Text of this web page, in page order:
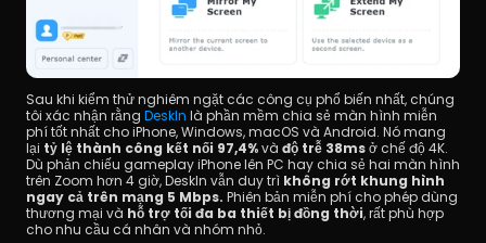
Sau khi kiểm thử nghiêm ngặt các công cụ phổ biến nhất, chúng
tôi xác nhận rằng DeskIn là phần mềm chia sẻ màn hình miễn
phí tốt nhất cho iPhone, Windows, macOS và Android. Nó mang
lại tỷ lệ thành công kết nối 97,4% và độ trễ 38ms ở chế độ 4K.
Dù phản chiếu gameplay iPhone lên PC hay chia sẻ hai màn hình
trên Zoom hơn 4 giờ, DeskIn vẫn duy trì không rớt khung hình
ngay cả trên mạng 5 Mbps. Phiên bản miễn phí cho phép dùng
thương mại và hỗ trợ tối đa ba thiết bị đồng thời, rất phù hợp
cho nhu cầu cá nhân và nhóm nhỏ.